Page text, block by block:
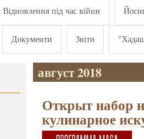
Відновлення під час війни
Документи Звіти
август 2018
Открыт набор
кулинарное